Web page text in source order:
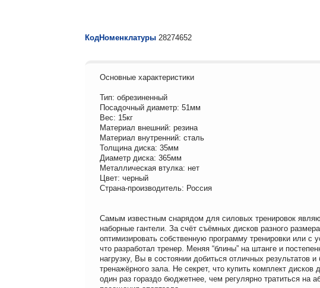
КодНоменклатуры 28274652
Основные характеристики
Тип: обрезиненный
Посадочный диаметр: 51мм
Вес: 15кг
Материал внешний: резина
Материал внутренний: сталь
Толщина диска: 35мм
Диаметр диска: 365мм
Металлическая втулка: нет
Цвет: черный
Страна-производитель: Россия
Самым известным снарядом для силовых тренировок
наборные гантели. За счёт съёмных дисков разного
оптимизировать собственную программу тренировки или с
что разработал тренер. Меняя “блины” на штанге и
нагрузку, Вы в состоянии добиться отличных результатов
тренажёрного зала. Не секрет, что купить комплект
один раз гораздо бюджетнее, чем регулярно тратиться на